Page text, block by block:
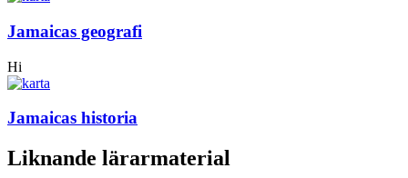
Jamaicas geografi
Hi
Jamaicas historia
Liknande lärarmaterial